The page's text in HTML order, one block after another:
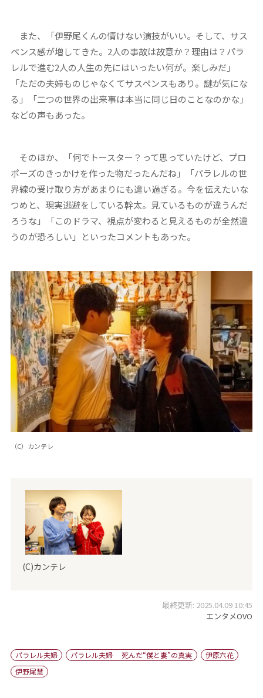
また、「伊野尾くんの情けない演技がいい。そして、サス
ペンス感が増してきた。2人の事故は故意か？理由は？パラ
レルで進む2人の人生の先にはいったい何が。楽しみだ」
「ただの夫婦ものじゃなくてサスペンスもあり。謎が気にな
る」「二つの世界の出来事は本当に同じ日のことなのかな」
などの声もあった。
そのほか、「何でトースター？って思っていたけど、プロ
ポーズのきっかけを作った物だったんだね」「パラレルの世
界線の受け取り方があまりにも違い過ぎる。今を伝えたいな
つめと、現実逃避をしている幹太。見ているものが違うんだ
ろうな」「このドラマ、視点が変わると見えるものが全然違
うのが恐ろしい」といったコメントもあった。
（C）カンテレ
(C)カンテレ
最終更新: 2025.04.09 10:45
エンタメOVO
パラレル夫婦 パラレル夫婦 死んだ“僕と妻”の真実
伊原六花
伊野尾慧